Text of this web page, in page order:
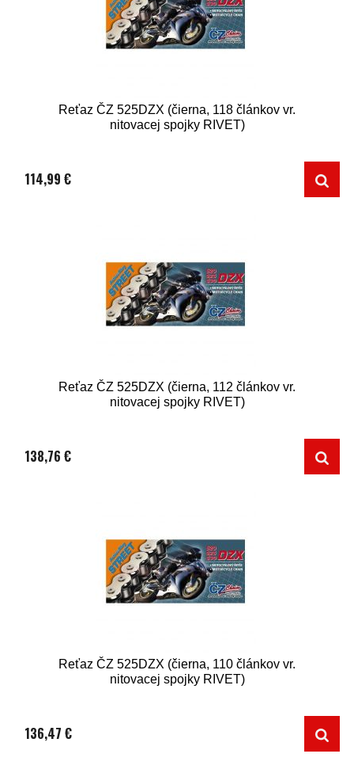
Reťaz ČZ 525DZX (čierna, 118 článkov vr.
nitovacej spojky RIVET)
114,99 €
Reťaz ČZ 525DZX (čierna, 112 článkov vr.
nitovacej spojky RIVET)
138,76 €
Reťaz ČZ 525DZX (čierna, 110 článkov vr.
nitovacej spojky RIVET)
136,47 €